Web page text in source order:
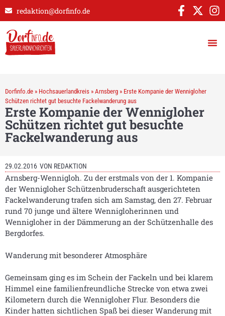
redaktion@dorfinfo.de
Dorfinfo.de » Hochsauerlandkreis » Arnsberg » Erste Kompanie der Wennigloher
Schützen richtet gut besuchte Fackelwanderung aus
Erste Kompanie der Wennigloher
Schützen richtet gut besuchte
Fackelwanderung aus
29.02.2016 VON REDAKTION
Arnsberg-Wennigloh. Zu der erstmals von der 1. Kompanie
der Wennigloher Schützenbruderschaft ausgerichteten
Fackelwanderung trafen sich am Samstag, den 27. Februar
rund 70 junge und ältere Wennigloherinnen und
Wennigloher in der Dämmerung an der Schützenhalle des
Bergdorfes.
Wanderung mit besonderer Atmosphäre
Gemeinsam ging es im Schein der Fackeln und bei klarem
Himmel eine familienfreundliche Strecke von etwa zwei
Kilometern durch die Wennigloher Flur. Besonders die
Kinder hatten sichtlichen Spaß bei dieser Wanderung mit